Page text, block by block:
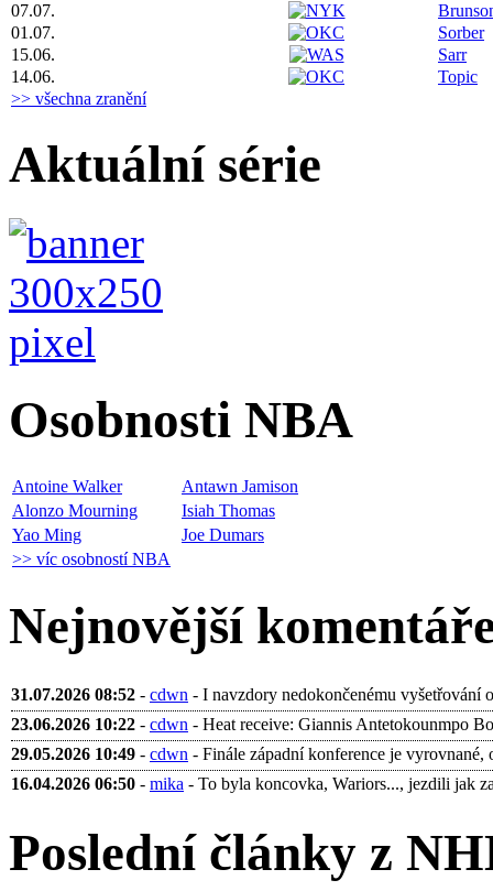
07.07.
01.07.
Sorber
15.06.
Sarr
14.06.
Topic
>> všechna zranění
Aktuální série
Osobnosti NBA
Antoine Walker
Antawn Jamison
Alonzo Mourning
Isiah Thomas
Yao Ming
Joe Dumars
>> víc osobností NBA
Nejnovější
31.07.2026 08:52 - cdwn - I navzdory nedokončenému vyšetřování
23.06.2026 10:22 - cdwn - Heat receive: Giannis Antetokounmpo
29.05.2026 10:49 - cdwn - Finále západní konference je vyrovnané,
16.04.2026 06:50 - mika - To byla koncovka, Wariors..., jezdili jak
Poslední články z